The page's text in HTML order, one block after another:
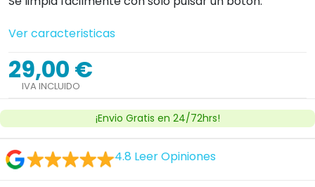
Ver caracteristicas
29,00 €
IVA INCLUIDO
¡Envio Gratis en 24/72hrs!
4.8 Leer Opiniones